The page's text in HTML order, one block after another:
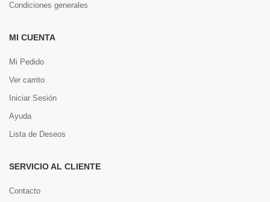
Condiciones generales
MI CUENTA
Mi Pedido
Ver carrito
Iniciar Sesión
Ayuda
Lista de Deseos
SERVICIO AL CLIENTE
Contacto